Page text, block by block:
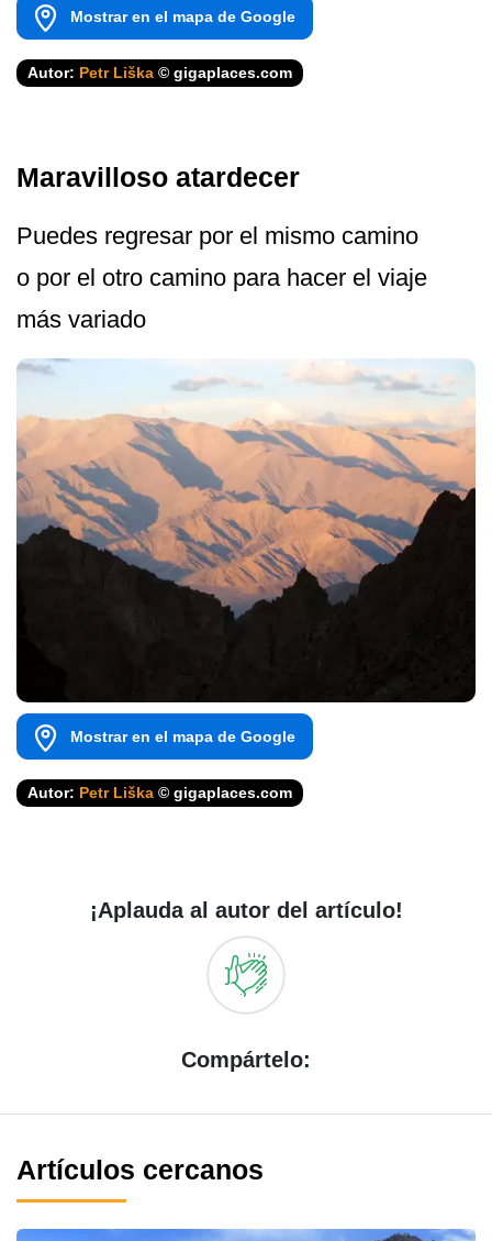
Mostrar en el mapa de Google
Autor: Petr Liška © gigaplaces.com
Maravilloso atardecer
Puedes regresar por el mismo camino
o por el otro camino para hacer el viaje
más variado
Mostrar en el mapa de Google
Autor: Petr Liška © gigaplaces.com
¡Aplauda al autor del artículo!
Compártelo:
Artículos cercanos